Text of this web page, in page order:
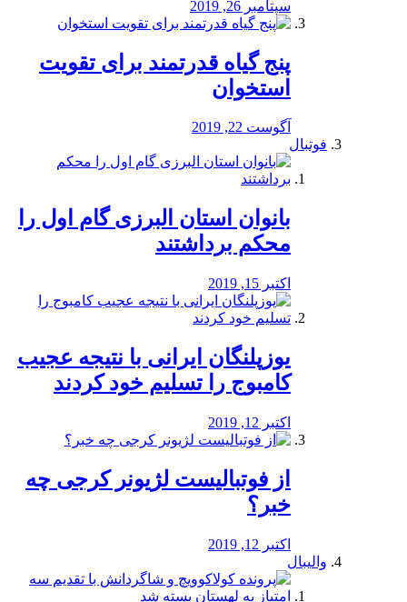
سپتامبر 26, 2019
پنج گیاه قدرتمند برای تقویت
استخوان
آگوست 22, 2019
فوتبال
بانوان استان البرزی گام اول را
محكم برداشتند
اکتبر 15, 2019
یوزپلنگان ایرانی با نتیجه عجیب
کامبوج را تسلیم خود کردند
اکتبر 12, 2019
از فوتبالیست لژیونر کرجی چه
خبر؟
اکتبر 12, 2019
والیبال